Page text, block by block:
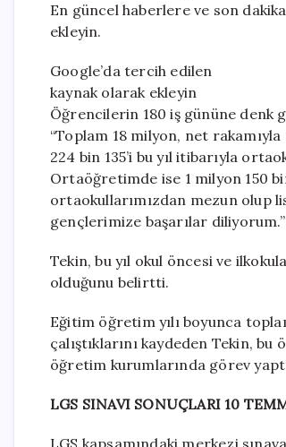
En güncel haberlere ve son
ekleyin.
Google’da tercih edilen
kaynak olarak ekleyin
Öğrencilerin 180 iş gününe denk
“Toplam 18 milyon, net
224 bin 135’i bu yıl itibarıyla
Ortaöğretimde ise 1 milyon 150
ortaokullarımızdan mezun olup
gençlerimize başarılar
Tekin, bu yıl okul öncesi ve
olduğunu belirtti.
Eğitim öğretim yılı boyunca
çalıştıklarını kaydeden Tekin,
öğretim kurumlarında görev
LGS SINAVI SONUÇLARI 10